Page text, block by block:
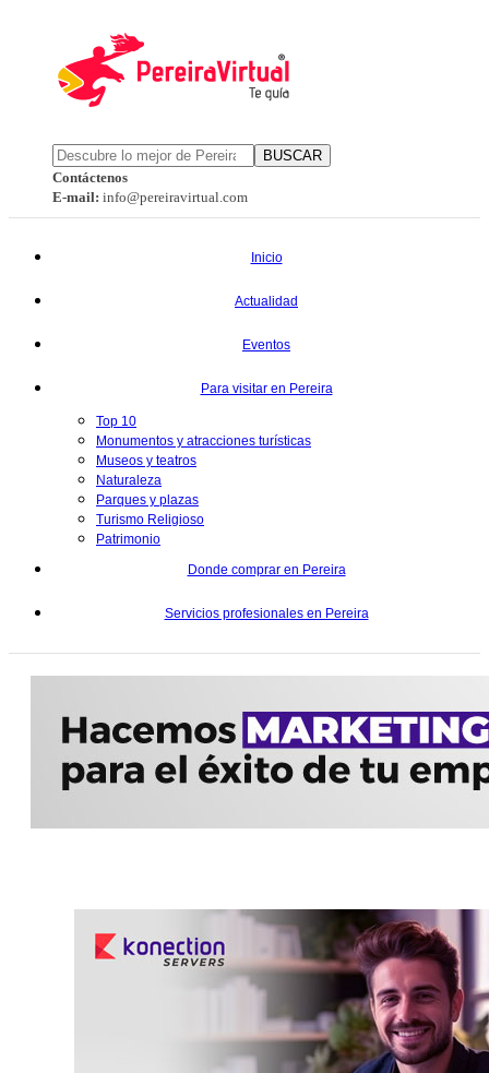
BUSCAR
Contáctenos
E-mail: info@pereiravirtual.com
Inicio
Actualidad
Eventos
Para visitar en Pereira
Top 10
Monumentos y atracciones turísticas
Museos y teatros
Naturaleza
Parques y plazas
Turismo Religioso
Patrimonio
Donde comprar en Pereira
Servicios profesionales en Pereira